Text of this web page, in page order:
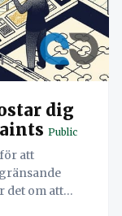
dig
Public
att
det om att